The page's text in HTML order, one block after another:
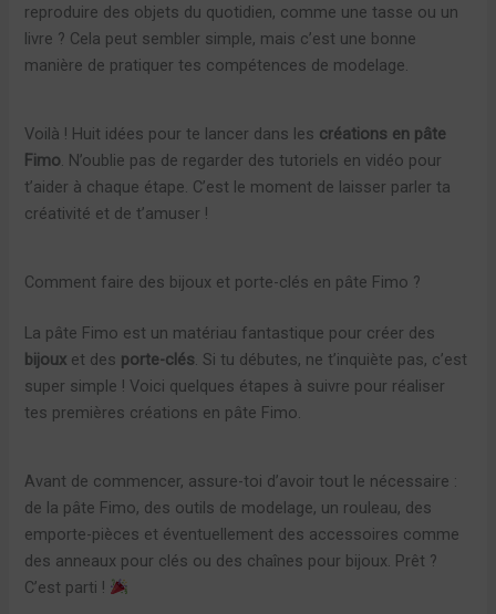
reproduire des objets du quotidien, comme une tasse ou un
livre ? Cela peut sembler simple, mais c’est une bonne
manière de pratiquer tes compétences de modelage.
Voilà ! Huit idées pour te lancer dans les créations en pâte
Fimo. N’oublie pas de regarder des tutoriels en vidéo pour
t’aider à chaque étape. C’est le moment de laisser parler ta
créativité et de t’amuser !
Comment faire des bijoux et porte-clés en pâte Fimo ?
La pâte Fimo est un matériau fantastique pour créer des
bijoux et des porte-clés. Si tu débutes, ne t’inquiète pas, c’est
super simple ! Voici quelques étapes à suivre pour réaliser
tes premières créations en pâte Fimo.
Avant de commencer, assure-toi d’avoir tout le nécessaire :
de la pâte Fimo, des outils de modelage, un rouleau, des
emporte-pièces et éventuellement des accessoires comme
des anneaux pour clés ou des chaînes pour bijoux. Prêt ?
C’est parti !